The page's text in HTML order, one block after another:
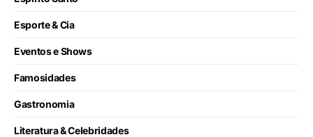
Esporte & Cia
Eventos e Shows
Famosidades
Gastronomia
Literatura & Celebridades